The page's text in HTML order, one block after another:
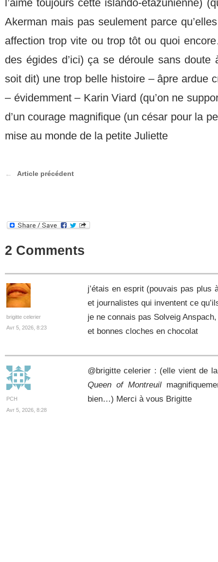
l’aime toujours cette islando-étazunienne)
Akerman mais pas seulement parce
affection trop vite ou trop tôt ou quoi
des égides d’ici) ça se déroule sans doute
soit dit) une trop belle histoire – âpre ardue
– évidemment – Karin Viard (qu’on ne
d’un courage magnifique (un césar pour la
mise au monde de la petite Juliette
Article précédent
2 Comments
brigitte celerier
Avr 5, 2026, 8:23
j’étais en esprit (pouvais pas plus
et journalistes qui inventent ce
je ne connais pas Solveig
et bonnes cloches en chocolat
PCH
Avr 5, 2026, 8:28
@brigitte celerier : (elle vient de
Queen of Montreuil
bien…) Merci à vous Brigitte